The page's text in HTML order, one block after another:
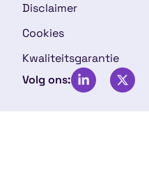
Disclaimer
Cookies
Kwaliteitsgarantie
Volg ons: